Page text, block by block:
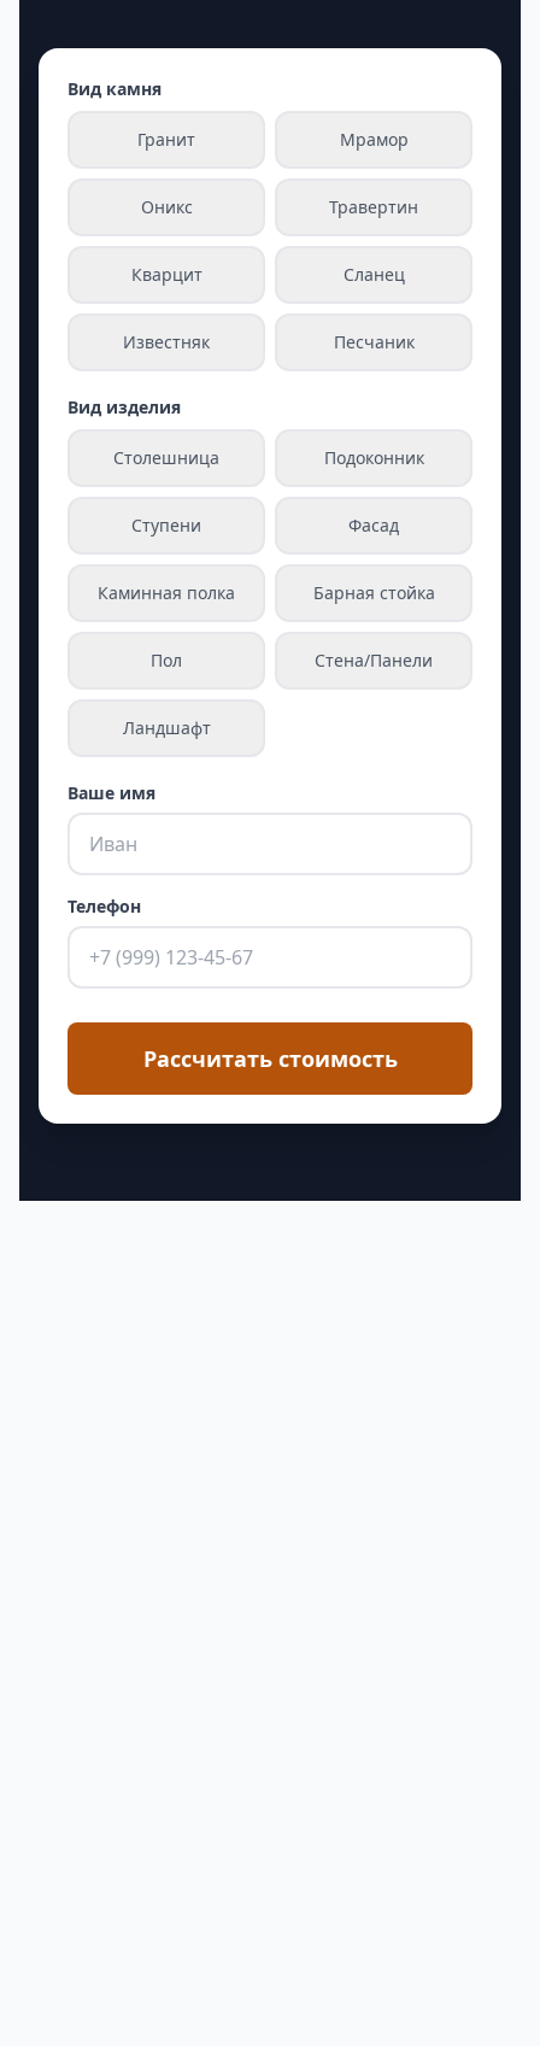
Вид камня
Гранит Мрамор
Оникс Травертин
Кварцит Сланец
Известняк Песчаник
Вид изделия
Столешница Подоконник
Ступени Фасад
Каминная полка Барная стойка
Пол Стена/Панели
Ландшафт
Ваше имя
Телефон
Рассчитать стоимость